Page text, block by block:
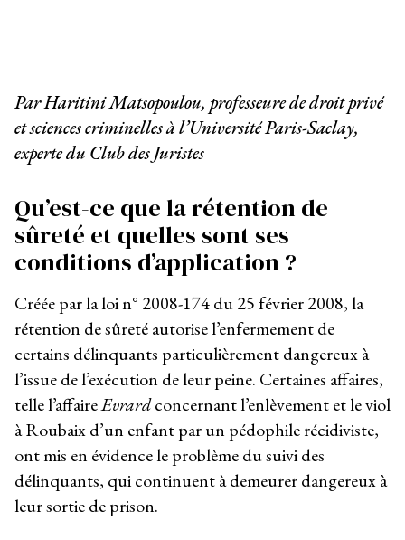
Par Haritini Matsopoulou, professeure de droit privé
et sciences criminelles à l’Université Paris-Saclay,
experte du Club des Juristes
Qu’est-ce que la rétention de
sûreté et quelles sont ses
conditions d’application ?
Créée par la loi n° 2008-174 du 25 février 2008, la
rétention de sûreté autorise l’enfermement de
certains délinquants particulièrement dangereux à
l’issue de l’exécution de leur peine. Certaines affaires,
telle l’affaireEvrardconcernant l’enlèvement et le viol
à Roubaix d’un enfant par un pédophile récidiviste,
ont mis en évidence le problème du suivi des
délinquants, qui continuent à demeurer dangereux à
leur sortie de prison.